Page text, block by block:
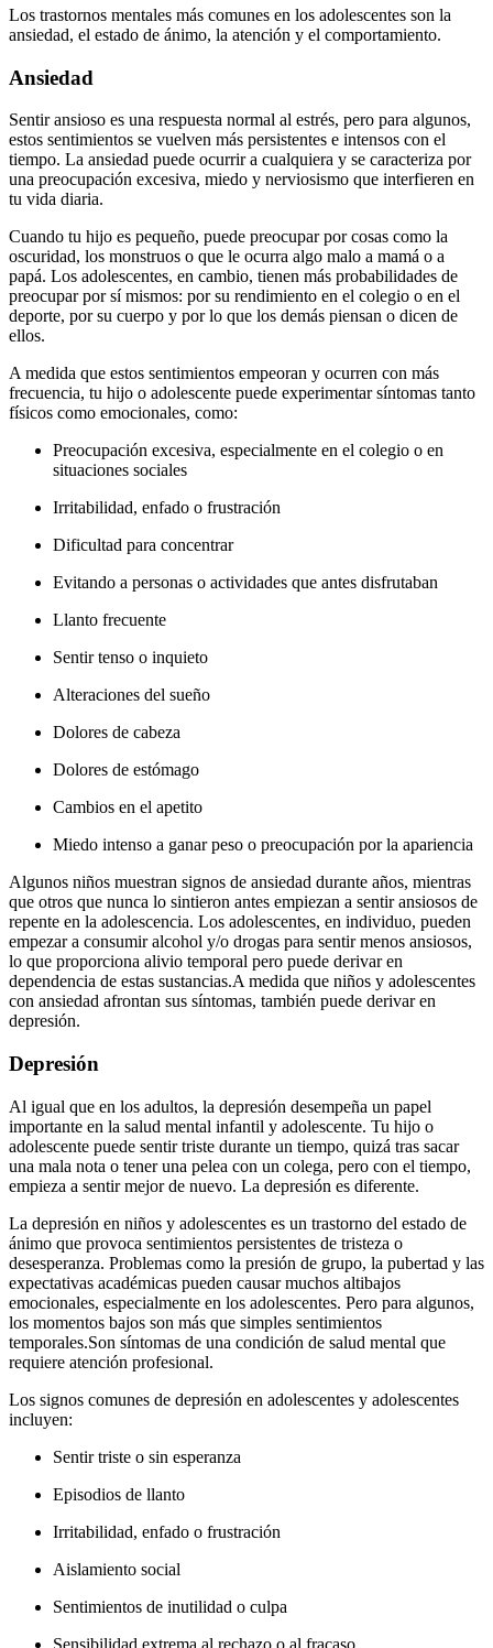
Los trastornos mentales más comunes en los adolescentes son la
ansiedad, el estado de ánimo, la atención y el comportamiento.
Ansiedad
Sentir ansioso es una respuesta normal al estrés, pero para algunos,
estos sentimientos se vuelven más persistentes e intensos con el
tiempo. La ansiedad puede ocurrir a cualquiera y se caracteriza por
una preocupación excesiva, miedo y nerviosismo que interfieren en
tu vida diaria.
Cuando tu hijo es pequeño, puede preocupar por cosas como la
oscuridad, los monstruos o que le ocurra algo malo a mamá o a
papá. Los adolescentes, en cambio, tienen más probabilidades de
preocupar por sí mismos: por su rendimiento en el colegio o en el
deporte, por su cuerpo y por lo que los demás piensan o dicen de
ellos.
A medida que estos sentimientos empeoran y ocurren con más
frecuencia, tu hijo o adolescente puede experimentar síntomas tanto
físicos como emocionales, como:
Preocupación excesiva, especialmente en el colegio o en
situaciones sociales
Irritabilidad, enfado o frustración
Dificultad para concentrar
Evitando a personas o actividades que antes disfrutaban
Llanto frecuente
Sentir tenso o inquieto
Alteraciones del sueño
Dolores de cabeza
Dolores de estómago
Cambios en el apetito
Miedo intenso a ganar peso o preocupación por la apariencia
Algunos niños muestran signos de ansiedad durante años, mientras
que otros que nunca lo sintieron antes empiezan a sentir ansiosos de
repente en la adolescencia. Los adolescentes, en individuo, pueden
empezar a consumir alcohol y/o drogas para sentir menos ansiosos,
lo que proporciona alivio temporal pero puede derivar en
dependencia de estas sustancias.A medida que niños y adolescentes
con ansiedad afrontan sus síntomas, también puede derivar en
depresión.
Depresión
Al igual que en los adultos, la depresión desempeña un papel
importante en la salud mental infantil y adolescente. Tu hijo o
adolescente puede sentir triste durante un tiempo, quizá tras sacar
una mala nota o tener una pelea con un colega, pero con el tiempo,
empieza a sentir mejor de nuevo. La depresión es diferente.
La depresión en niños y adolescentes es un trastorno del estado de
ánimo que provoca sentimientos persistentes de tristeza o
desesperanza. Problemas como la presión de grupo, la pubertad y las
expectativas académicas pueden causar muchos altibajos
emocionales, especialmente en los adolescentes. Pero para algunos,
los momentos bajos son más que simples sentimientos
temporales.Son síntomas de una condición de salud mental que
requiere atención profesional.
Los signos comunes de depresión en adolescentes y adolescentes
incluyen:
Sentir triste o sin esperanza
Episodios de llanto
Irritabilidad, enfado o frustración
Aislamiento social
Sentimientos de inutilidad o culpa
Sensibilidad extrema al rechazo o al fracaso